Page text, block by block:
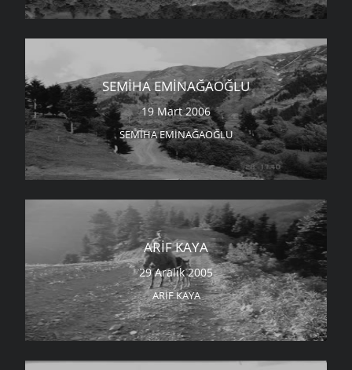
SEMIHA EMINAĞAOĞLU
19 Mart 2006
SEMIHA EMINAĞAOĞLU
ARIF KAYA
29 Aralık 2005
ARIF KAYA